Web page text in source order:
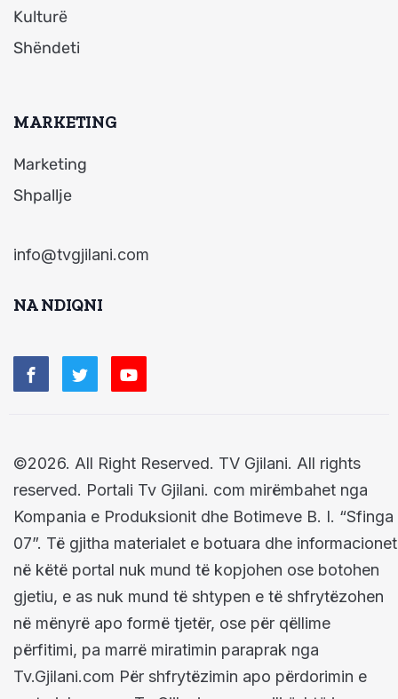
Kulturë
Shëndeti
MARKETING
Marketing
Shpallje
info@tvgjilani.com
NA NDIQNI
©2026. All Right Reserved. TV Gjilani. All rights
reserved. Portali Tv Gjilani. com mirëmbahet nga
Kompania e Produksionit dhe Botimeve B. I. “Sfinga
07”. Të gjitha materialet e botuara dhe informacionet
në këtë portal nuk mund të kopjohen ose botohen
gjetiu, e as nuk mund të shtypen e të shfrytëzohen
në mënyrë apo formë tjetër, ose për qëllime
përfitimi, pa marrë miratimin paraprak nga
Tv.Gjilani.com Për shfrytëzimin apo përdorimin e